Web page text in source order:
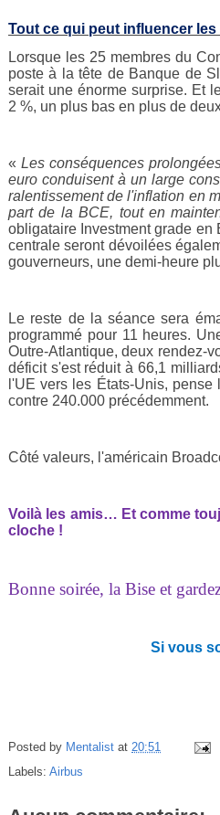
Tout ce qui peut influencer les
Lorsque les 25 membres du
poste à la tête de Banque de
serait une énorme surprise. Et
2 %, un plus bas en plus de
« Les conséquences
euro conduisent à un large
ralentissement de l'inflation en
part de la BCE, tout en
obligataire Investment grade
centrale seront dévoilées
gouverneurs, une demi-heure
Le reste de la séance sera
programmé pour 11 heures.
Outre-Atlantique, deux rendez-
déficit s'est réduit à 66,1
l'UE vers les États-Unis,
contre 240.000 précédemment.
Côté valeurs, l'américain
Voilà les amis… Et comme
cloche !
Bonne soirée, la Bise et
Si vous
Posted by Mentalist at 20:51
Labels: Airbus